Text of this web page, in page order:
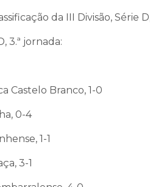
da III Divisão, Série
3.ª jornada:
Castelo Branco, 1-0
0-4
1-1
3-1